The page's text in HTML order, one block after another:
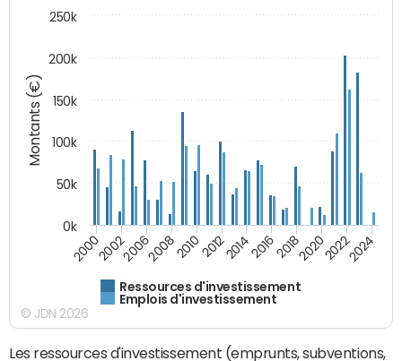
Montants (€)
Ressources d'investissement
Emplois d'investissement
200020022006200820102012201420162018202020222024
0k
50k
100k
150k
200k
250k
© JDN 2026
Les ressources d'investissement (emprunts, subventions,